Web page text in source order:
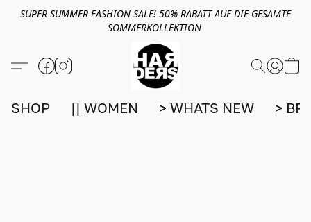
SUPER SUMMER FASHION SALE! 50% RABATT AUF DIE GESAMTE
SOMMERKOLLEKTION
SHOP || WOMEN > WHATS NEW >